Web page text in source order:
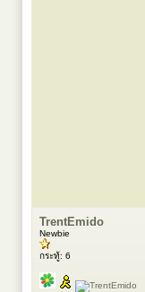
TrentEmido
Newbie
กระทู้: 6